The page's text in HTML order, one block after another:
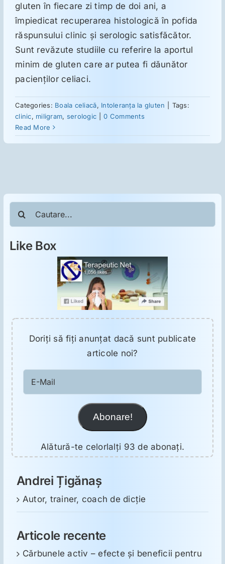
Mesajele lui Reichelt
Dietă
LDN
ORL
Antipsihiatrie
Psihoterapie
Antropologie
gluten în fiecare zi timp de doi ani, a
împiedicat recuperarea histologică în pofida
răspunsului clinic şi serologic satisfăcător.
Sunt revăzute studiile cu referire la aportul
minim de gluten care ar putea fi dăunător
pacienţilor celiaci.
Categories: Boala celiacă, Intoleranţa la gluten
Tags:
clinic, miligram, serologic
0 Comments
Read More
Cautare...
Like Box
Doriţi să fiţi anunţat dacă sunt publicate
articole noi?
Mail
Abonare!
Alătură-te celorlalți 93 de abonați.
Andrei Țigănaș
Autor, trainer, coach de dicție
Articole recente
Cărbunele activ – efecte și beneficii pentru